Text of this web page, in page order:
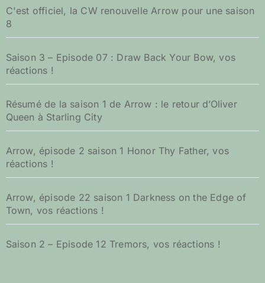
C'est officiel, la CW renouvelle Arrow pour une saison
8
Saison 3 – Episode 07 : Draw Back Your Bow, vos
réactions !
Résumé de la saison 1 de Arrow : le retour d’Oliver
Queen à Starling City
Arrow, épisode 2 saison 1 Honor Thy Father, vos
réactions !
Arrow, épisode 22 saison 1 Darkness on the Edge of
Town, vos réactions !
Saison 2 – Episode 12 Tremors, vos réactions !